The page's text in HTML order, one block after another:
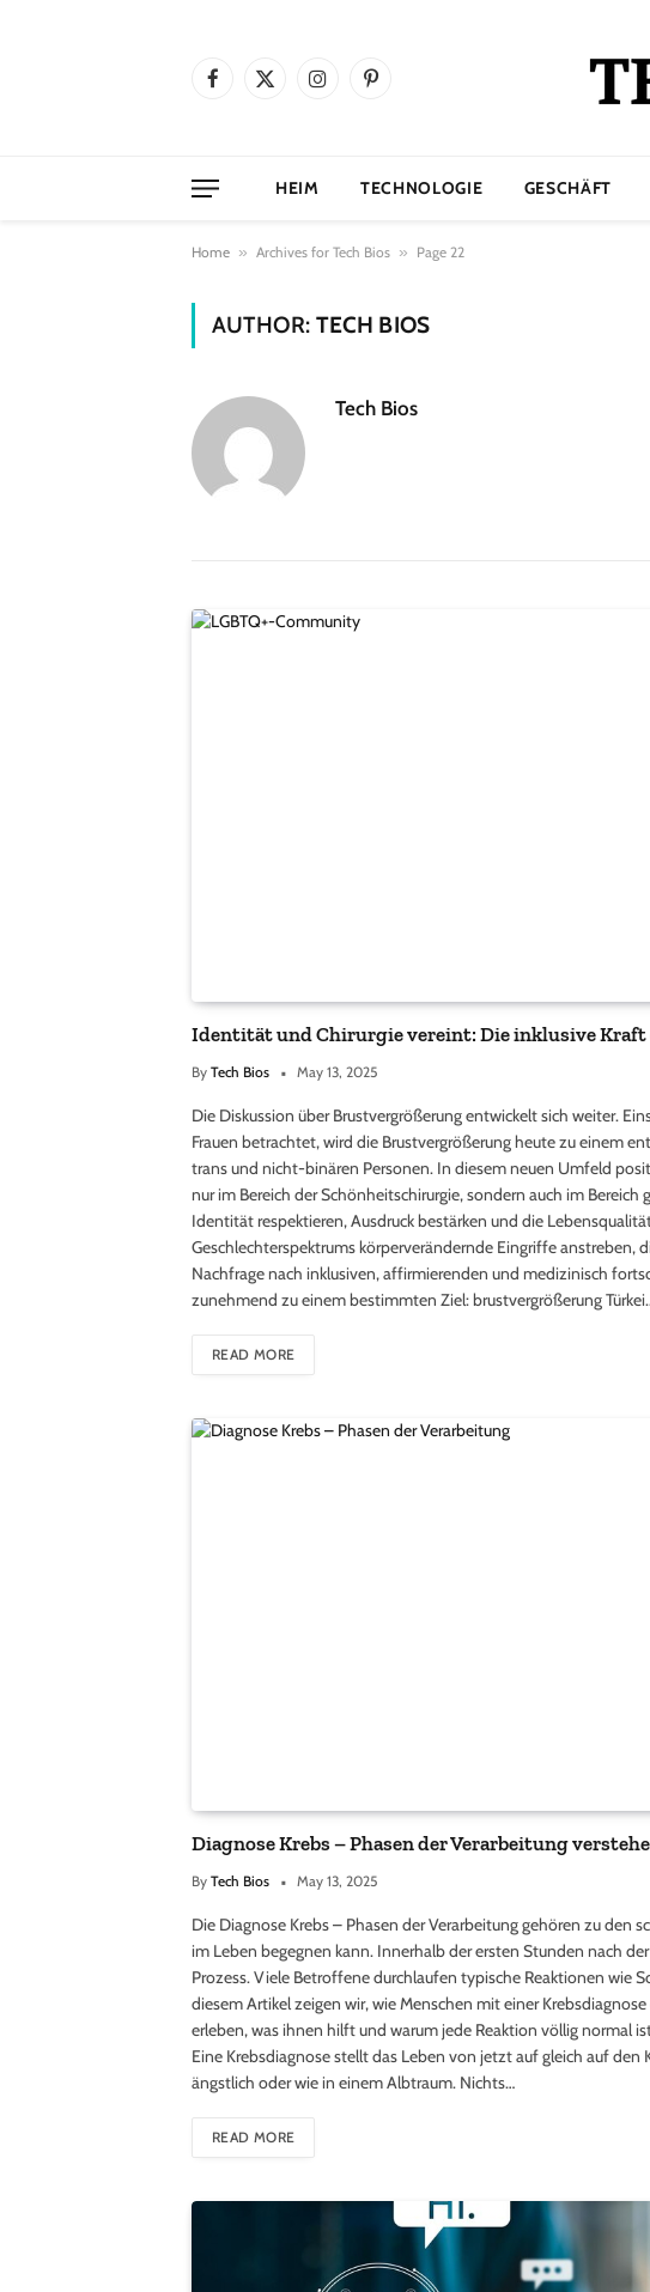
Facebook
X
InstagramPinterest
HEIM TECHNOLOGIE GESCHÄFT
Home » Archives for Tech Bios » Page 22
AUTHOR: TECH BIOS
Tech Bios
Identität und Chirurgie vereint: Die inklusive
By Tech Bios May 13, 2025
Die Diskussion über Brustvergrößerung entwickelt sich weiter.
Frauen betrachtet, wird die Brustvergrößerung heute zu einem
trans und nicht-binären Personen. In diesem neuen Umfeld
nur im Bereich der Schönheitschirurgie, sondern auch im
Identität respektieren, Ausdruck bestärken und die
Geschlechterspektrums körperverändernde Eingriffe anstreben,
Nachfrage nach inklusiven, affirmierenden und medizinisch
zunehmend zu einem bestimmten Ziel: brustvergrößerung
READ MORE
Diagnose Krebs – Phasen der Verarbeitung
By Tech Bios May 13, 2025
Die Diagnose Krebs – Phasen der Verarbeitung gehören zu den
im Leben begegnen kann. Innerhalb der ersten Stunden nach
Prozess. Viele Betroffene durchlaufen typische Reaktionen wie
diesem Artikel zeigen wir, wie Menschen mit einer
erleben, was ihnen hilft und warum jede Reaktion völlig normal
Eine Krebsdiagnose stellt das Leben von jetzt auf gleich auf
ängstlich oder wie in einem Albtraum. Nichts…
READ MORE